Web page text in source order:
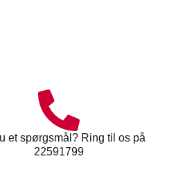
et spørgsmål? Ring til os på
22591799